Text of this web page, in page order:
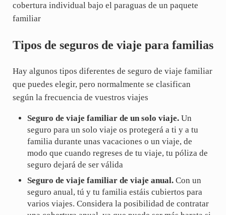
cobertura individual bajo el paraguas de un paquete
familiar
Tipos de seguros de viaje para familias
Hay algunos tipos diferentes de seguro de viaje familiar
que puedes elegir, pero normalmente se clasifican
según la frecuencia de vuestros viajes
Seguro de viaje familiar de un solo viaje.Un
seguro para un solo viaje os protegerá a ti y a tu
familia durante unas vacaciones o un viaje, de
modo que cuando regreses de tu viaje, tu póliza de
seguro dejará de ser válida
Seguro de viaje familiar de viaje anual.Con un
seguro anual, tú y tu familia estáis cubiertos para
varios viajes. Considera la posibilidad de contratar